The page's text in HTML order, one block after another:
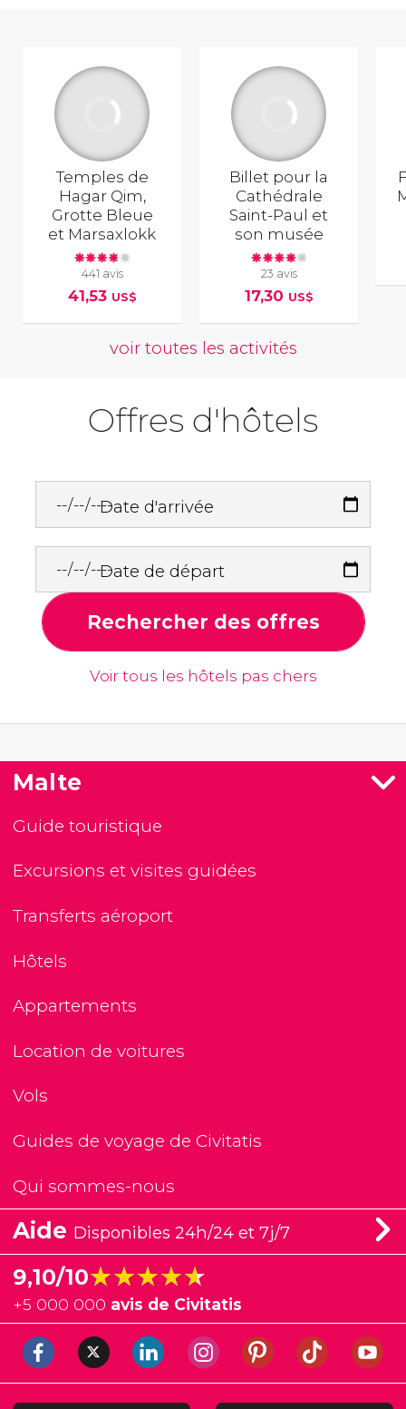
Temples de
Hagar Qim,
Grotte Bleue
et Marsaxlokk
441 avis
41,53 US$
Billet pour la
Cathédrale
Saint-Paul et
son musée
23 avis
17,30 US$
voir toutes les activités
Offres d'hôtels
Date d'arrivée
Date de départ
Rechercher des offres
Voir tous les hôtels pas chers
Malte
Guide touristique
Excursions et visites guidées
Transferts aéroport
Hôtels
Appartements
Location de voitures
Vols
Guides de voyage de Civitatis
Qui sommes-nous
Aide Disponibles 24h/24 et 7j/7
9,10/10★★★★★
★★★★★
+5 000 000 avis de Civitatis